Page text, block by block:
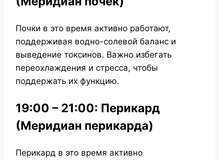
Почки в это время активно работают,
поддерживая водно-солевой баланс и
выведение токсинов. Важно избегать
переохлаждения и стресса, чтобы
поддержать их функцию.
19:00 – 21:00: Перикард
(Меридиан перикарда)
Перикард в это время активно